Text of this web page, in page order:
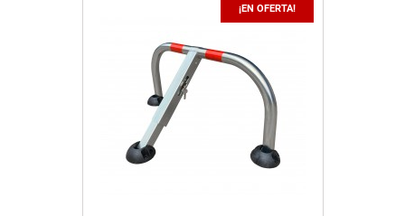
¡EN OFERTA!